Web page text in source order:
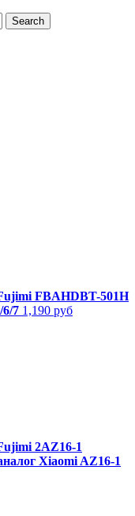
FBAHDBT-501H
7 1,190 руб
2AZ16-1
Xiaomi AZ16-1